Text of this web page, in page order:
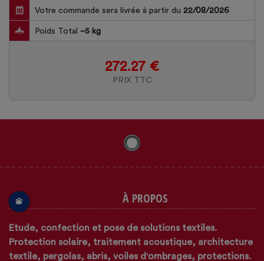
Votre commande sera livrée à partir du 22/08/2026
Poids Total ~5 kg
272.27 €
PRIX TTC
À PROPOS
Etude, confection et pose de solutions textiles.
Protection solaire, traitement acoustique, architecture
textile, pergolas, abris, voiles d'ombrages, protections.